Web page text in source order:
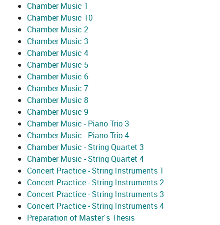
Chamber Music 1
Chamber Music 10
Chamber Music 2
Chamber Music 3
Chamber Music 4
Chamber Music 5
Chamber Music 6
Chamber Music 7
Chamber Music 8
Chamber Music 9
Chamber Music - Piano Trio 3
Chamber Music - Piano Trio 4
Chamber Music - String Quartet 3
Chamber Music - String Quartet 4
Concert Practice - String Instruments 1
Concert Practice - String Instruments 2
Concert Practice - String Instruments 3
Concert Practice - String Instruments 4
Preparation of Master´s Thesis